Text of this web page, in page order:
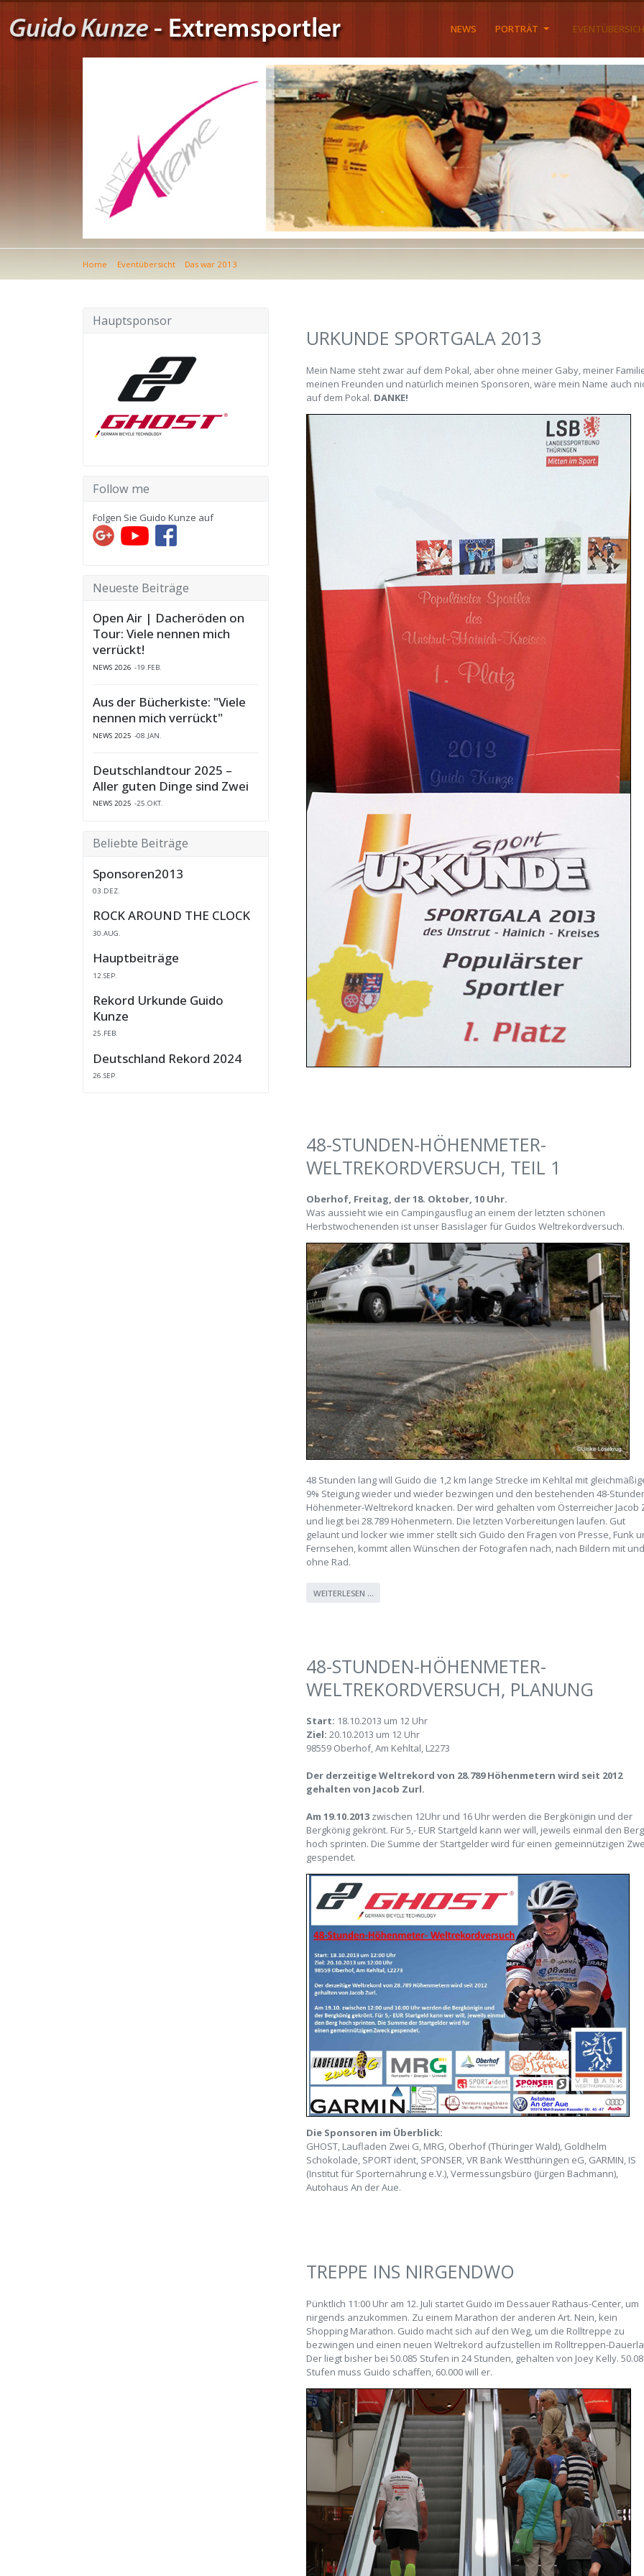
NEWS PORTRÄT
Home Eventübersicht Das war 2013
URKUNDE SPORTGALA 2013
Mein Name steht zwar auf dem Pokal, aber ohne meiner Gaby, meiner
meinen Freunden und natürlich meinen Sponsoren, wäre mein Name auch
auf dem Pokal. DANKE!
48-STUNDEN-HÖHENMETER-
WELTREKORDVERSUCH, TEIL 1
Oberhof, Freitag, der 18. Oktober, 10 Uhr.
Was aussieht wie ein Campingausflug an einem der letzten schönen
Herbstwochenenden ist unser Basislager für Guidos Weltrekordversuch.
48 Stunden lang will Guido die 1,2 km lange Strecke im Kehltal mit
9% Steigung wieder und wieder bezwingen und den bestehenden 48-
Höhenmeter-Weltrekord knacken. Der wird gehalten vom Österreicher Jacob
und liegt bei 28.789 Höhenmetern. Die letzten Vorbereitungen laufen. Gut
gelaunt und locker wie immer stellt sich Guido den Fragen von Presse, Funk
Fernsehen, kommt allen Wünschen der Fotografen nach, nach Bildern mit und
ohne Rad.
WEITERLESEN …
48-STUNDEN-HÖHENMETER-
WELTREKORDVERSUCH, PLANUNG
Start: 18.10.2013 um 12 Uhr
Ziel: 20.10.2013 um 12 Uhr
98559 Oberhof, Am Kehltal, L2273
Der derzeitige Weltrekord von 28.789 Höhenmetern wird seit 2012
gehalten von Jacob Zurl.
Am 19.10.2013 zwischen 12Uhr und 16 Uhr werden die Bergkönigin und der
Bergkönig gekrönt. Für 5,- EUR Startgeld kann wer will, jeweils einmal den Berg
hoch sprinten. Die Summe der Startgelder wird für einen gemeinnützigen
gespendet.
Die Sponsoren im Überblick:
GHOST, Laufladen Zwei G, MRG, Oberhof (Thüringer Wald), Goldhelm
Schokolade, SPORT ident, SPONSER,VR Bank Westthüringen eG, GARMIN, IS
(Institut für Sporternährung e.V.),Vermessungsbüro (Jürgen Bachmann),
Autohaus An der Aue.
TREPPE INS NIRGENDWO
Pünktlich 11:00 Uhr am 12. Juli startet Guido im Dessauer Rathaus-Center, um
nirgends anzukommen. Zu einem Marathon der anderen Art. Nein, kein
Shopping Marathon. Guido macht sich auf den Weg, um die Rolltreppe zu
bezwingen und einen neuen Weltrekord aufzustellen im Rolltreppen-
Der liegt bisher bei 50.085 Stufen in 24 Stunden, gehalten von Joey Kelly.
Stufen muss Guido schaffen, 60.000 will er.
Hauptsponsor
Follow me
Folgen Sie Guido Kunze auf
Neueste Beiträge
Open Air | Dacheröden on
Tour: Viele nennen mich
verrückt!
NEWS 2026 19.FEB.
Aus der Bücherkiste: "Viele
nennen mich verrückt"
NEWS 2025 08.JAN.
Deutschlandtour 2025 –
Aller guten Dinge sind Zwei
NEWS 2025 25.OKT.
Beliebte Beiträge
Sponsoren2013
03.DEZ.
ROCK AROUND THE CLOCK
30.AUG.
Hauptbeiträge
12.SEP.
Rekord Urkunde Guido
Kunze
25.FEB.
Deutschland Rekord 2024
26.SEP.